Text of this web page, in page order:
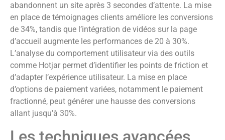
abandonnent un site après 3 secondes d’attente. La mise
en place de témoignages clients améliore les conversions
de 34%, tandis que l’intégration de vidéos sur la page
d’accueil augmente les performances de 20 à 30%.
L’analyse du comportement utilisateur via des outils
comme Hotjar permet d’identifier les points de friction et
d’adapter l’expérience utilisateur. La mise en place
d’options de paiement variées, notamment le paiement
fractionné, peut générer une hausse des conversions
allant jusqu’à 30%.